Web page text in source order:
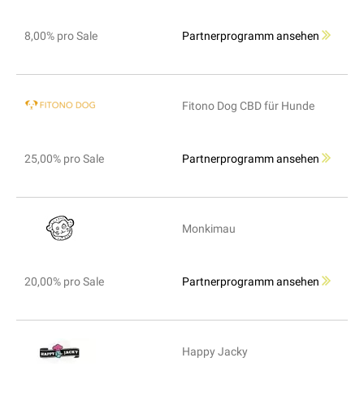
8,00% pro Sale Partnerprogramm ansehen
Fitono Dog CBD für Hunde
25,00% pro Sale Partnerprogramm ansehen
Monkimau
20,00% pro Sale Partnerprogramm ansehen
Happy Jacky